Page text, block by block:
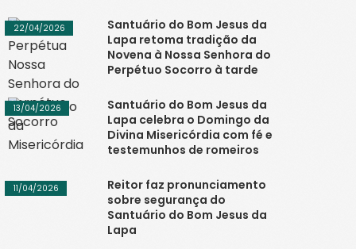
Santuário do Bom Jesus da
Lapa retoma tradição da
Novena à Nossa Senhora do
Perpétuo Socorro à tarde
22/04/2026
Santuário do Bom Jesus da
Lapa celebra o Domingo da
Divina Misericórdia com fé e
testemunhos de romeiros
13/04/2026
Reitor faz pronunciamento
sobre segurança do
Santuário do Bom Jesus da
Lapa
11/04/2026